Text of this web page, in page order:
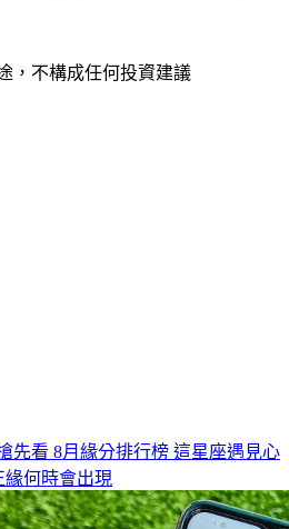
，不構成任何投資建議
先看 8月緣分排行榜 這星座遇見心
何時會出現